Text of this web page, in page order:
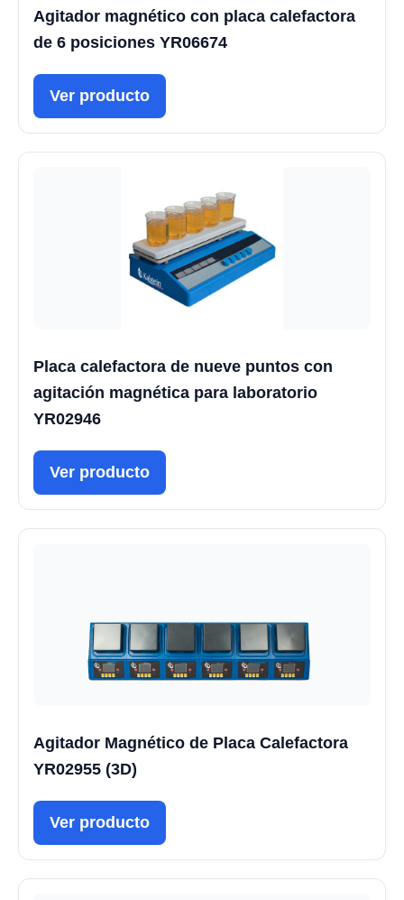
Agitador magnético con placa calefactora
de 6 posiciones YR06674
Ver producto
Placa calefactora de nueve puntos con
agitación magnética para laboratorio
YR02946
Ver producto
Agitador Magnético de Placa Calefactora
YR02955 (3D)
Ver producto